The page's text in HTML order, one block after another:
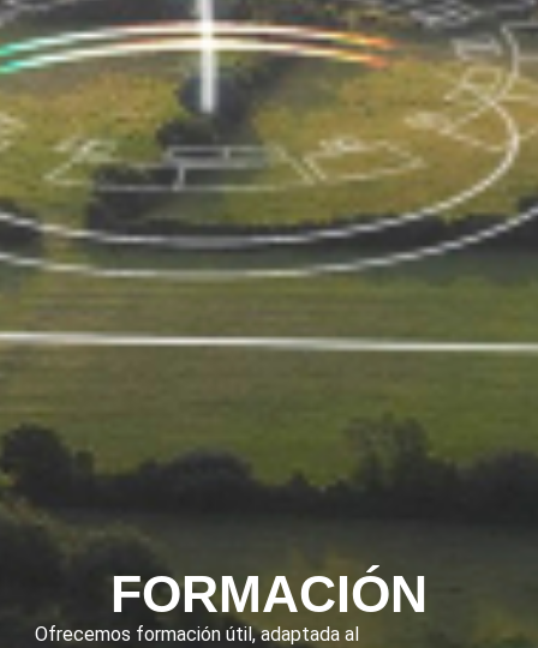
FORMACIÓN
Ofrecemos formación útil, adaptada al